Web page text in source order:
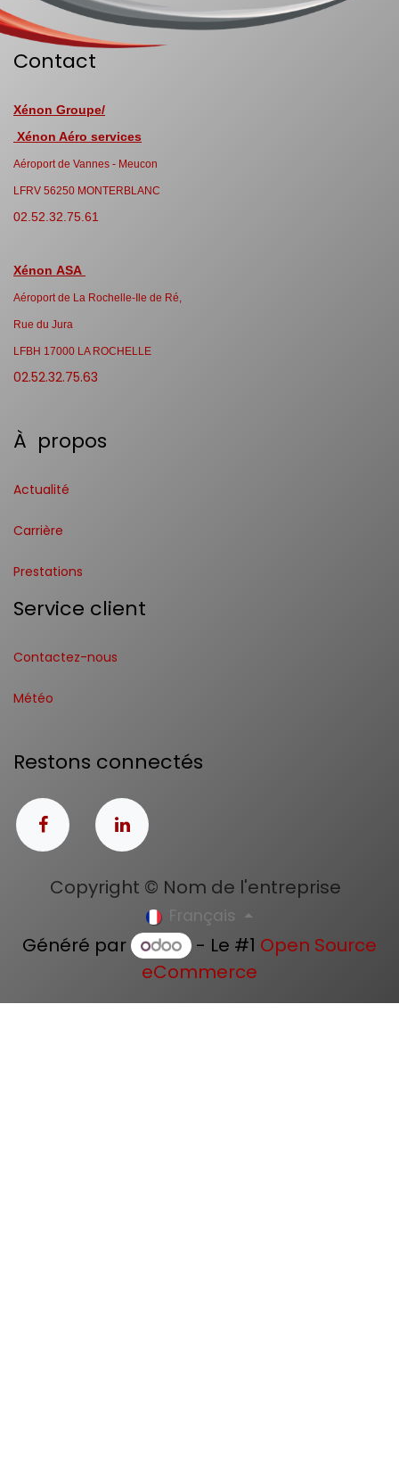
Contact
Xénon Groupe/
Xénon Aéro services
Aéroport de Vannes - Meucon
LFRV 56250 MONTERBLANC
02.52.32.75.61
Xénon ASA
Aéroport de La Rochelle-Ile de Ré,
Rue du Jura
LFBH 17000 LA ROCHELLE
02.52.32.75.63
À propos
Actualité
Carrière
Prestations
Service client
Contactez-nous
Météo
Restons connectés
Copyright © Nom de l'entreprise
Français
Généré par - Le #1 Open Source
eCommerce